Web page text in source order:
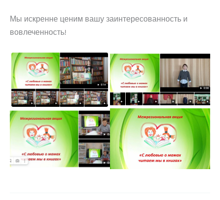
Мы искренне ценим вашу заинтересованность и
вовлеченность!